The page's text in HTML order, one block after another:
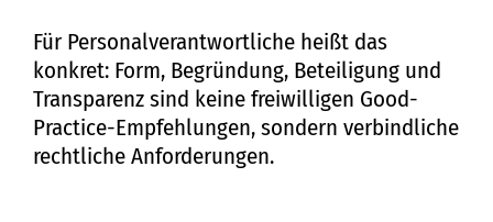
Für Personalverantwortliche heißt das
konkret: Form, Begründung, Beteiligung und
Transparenz sind keine freiwilligen Good-
Practice-Empfehlungen, sondern verbindliche
rechtliche Anforderungen.